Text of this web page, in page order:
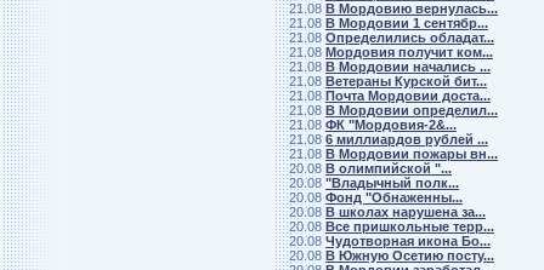
21.08 В Мордовию вернулась...
21.08 В Мордовии 1 сентябр...
21.08 Определились обладат...
21.08 Мордовия получит ком...
21.08 В Мордовии начались ...
21.08 Ветераны Курской бит...
21.08 Почта Мордовии доста...
21.08 В Мордовии определил...
21.08 ФК "Мордовия-2&...
21.08 6 миллиардов рублей ...
21.08 В Мордовии пожары вн...
20.08 В олимпийской "...
20.08 "Владычный полк...
20.08 Фонд "Обнаженны...
20.08 В школах нарушена за...
20.08 Все пришкольные терр...
20.08 Чудотворная икона Бо...
20.08 В Южную Осетию посту...